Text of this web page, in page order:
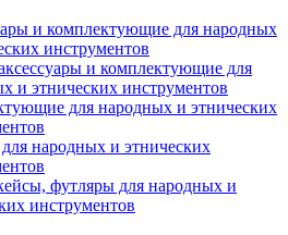
и комплектующие для народных
инструментов
и комплектующие для
и этнических инструментов
для народных и этнических
народных и этнических
футляры для народных и
инструментов